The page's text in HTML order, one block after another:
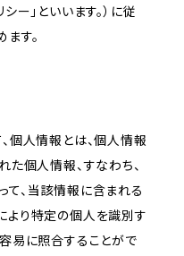
ー」といいます。）に従
す。
個人情報とは、個人情報
個人情報、すなわち、
、当該情報に含まれる
より特定の個人を識別す
易に照合することがで